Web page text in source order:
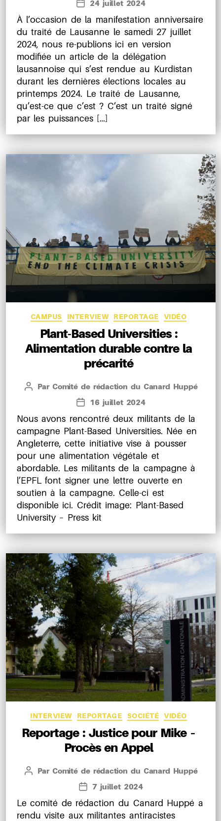
Date
l’article
24 juillet 2024
À l’occasion de la manifestation anniversaire
du traité de Lausanne le samedi 27 juillet
2024, nous re-publions ici en version
modifiée un article de la délégation
lausannoise qui s’est rendue au Kurdistan
durant les dernières élections locales au
printemps 2024. Le traité de Lausanne,
qu’est-ce que c’est ? C’est un traité signé
par les puissances […]
Catégories
CAMPUS INTERVIEW REPORTAGE VIDÉO
Plant-Based Universities :
Alimentation durable contre la
précarité
Auteur
Par Comité de rédaction du Canard Huppé
Date
l’article
16 juillet 2024
Nous avons rencontré deux militants de la
campagne Plant-Based Universities. Née en
Angleterre, cette initiative vise à pousser
pour une alimentation végétale et
abordable. Les militants de la campagne à
l’EPFL font signer une lettre ouverte en
soutien à la campagne. Celle-ci est
disponible ici. Crédit image: Plant-Based
University – Press kit
Catégories
INTERVIEW REPORTAGE SOCIÉTÉ VIDÉO
Reportage : Justice pour Mike –
Procès en Appel
Auteur
Par Comité de rédaction du Canard Huppé
Date
de
l’article
7 juillet 2024
Le comité de rédaction du Canard Huppé a
rendu visite aux militantes antiracistes